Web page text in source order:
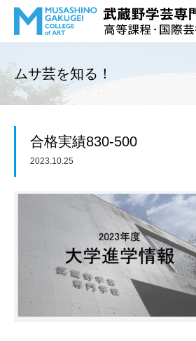
ムサ芸を知る！
合格実績830-500
2023.10.25